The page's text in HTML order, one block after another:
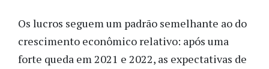
Os lucros seguem um padrão semelhante ao do
crescimento econômico relativo: após uma
forte queda em 2021 e 2022, as expectativas de